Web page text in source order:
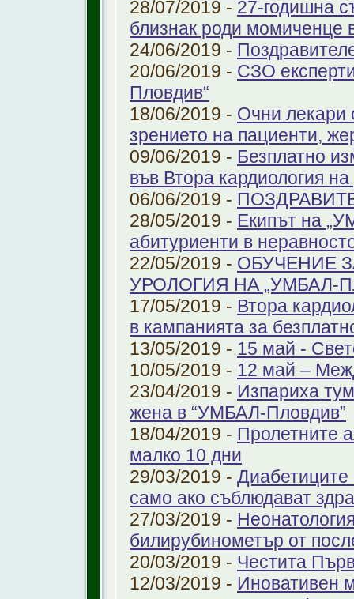
28/07/2019 - 27-годишна
близнак роди момиченце
24/06/2019 -
20/06/2019 - СЗО
Пловдив“
18/06/2019 - Очни лекари
зрението на пациенти,
09/06/2019 - Безплатно
във Втора кардиология
06/06/2019 -
28/05/2019 - Екипът на
абитуриенти в
22/05/2019 - ОБУЧЕНИЕ
УРОЛОГИЯ НА „УМБАЛ-
17/05/2019 - Втора
в кампанията за
13/05/2019 - 15 май -
10/05/2019 - 12 май –
23/04/2019 - Изпариха
жена в “УМБАЛ-Пловдив”
18/04/2019 - Пролетните
малко 10 дни
29/03/2019 - Диабетиците
само ако съблюдават
27/03/2019 -
билирубинометър от
20/03/2019 - Честита
12/03/2019 - Иновативен